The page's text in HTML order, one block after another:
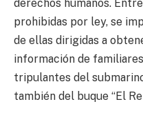
derechos humanos.
prohibidas por ley, se
de ellas dirigidas a
información de
tripulantes del
también del buque “El